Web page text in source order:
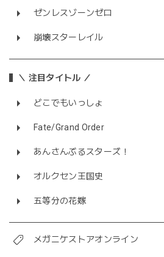
ゼンレスゾーンゼロ
崩壊スターレイル
＼ 注目タイトル ／
どこでもいっしょ
Fate/Grand Order
あんさんぶるスターズ！
オルクセン王国史
五等分の花嫁
メガニケストアオンライン